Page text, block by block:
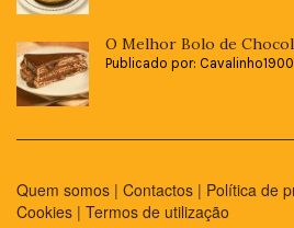
O Melhor Bolo de
Publicado por: Cavalinho1900
Quem somos | Contactos | Política de
Cookies | Termos de utilização